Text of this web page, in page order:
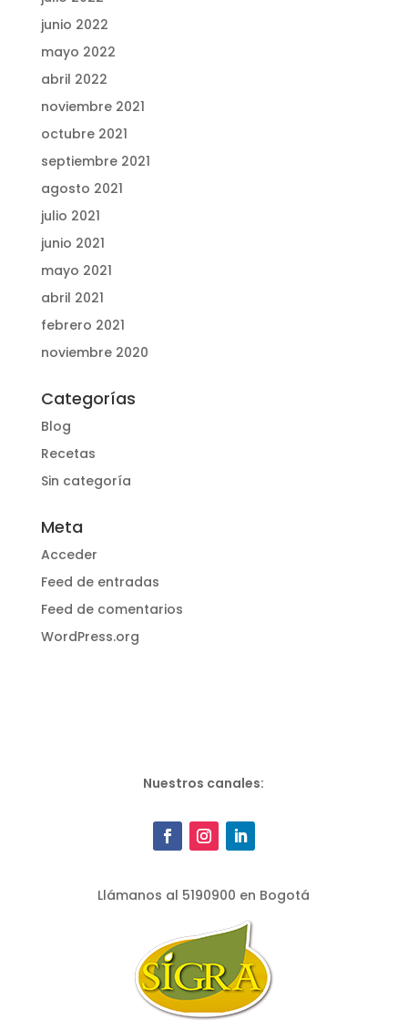
junio 2022
mayo 2022
abril 2022
noviembre 2021
octubre 2021
septiembre 2021
agosto 2021
julio 2021
junio 2021
mayo 2021
abril 2021
febrero 2021
noviembre 2020
Categorías
Blog
Recetas
Sin categoría
Meta
Acceder
Feed de entradas
Feed de comentarios
WordPress.org
Nuestros canales:
Llámanos al 5190900 en Bogotá